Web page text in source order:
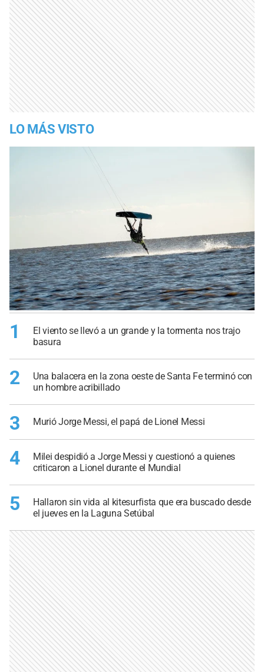
LO MÁS VISTO
1
El viento se llevó a un grande y la tormenta nos trajo
basura
2
Una balacera en la zona oeste de Santa Fe terminó con
un hombre acribillado
3 Murió Jorge Messi, el papá de Lionel Messi
4
Milei despidió a Jorge Messi y cuestionó a quienes
criticaron a Lionel durante el Mundial
5
Hallaron sin vida al kitesurfista que era buscado desde
el jueves en la Laguna Setúbal